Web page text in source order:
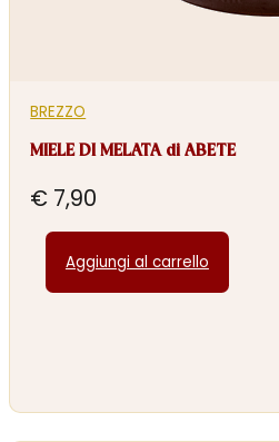
BREZZO
MIELE DI MELATA di ABETE
€ 7,90
Aggiungi al carrello